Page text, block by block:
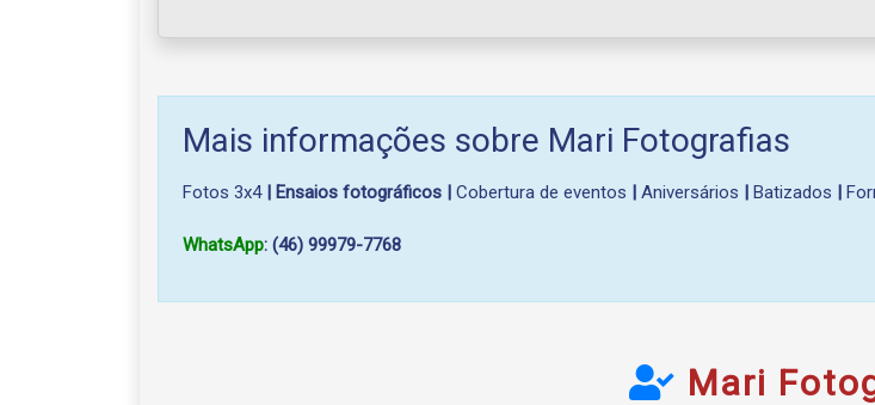
Mais informações sobre Mari Fotografias
Fotos 3x4 | Ensaios fotográficos | Cobertura de eventos | Aniversários | Batizados |
WhatsApp: (46) 99979-7768
Mari